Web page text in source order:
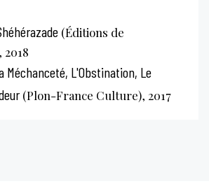
(Éditions de
2018
Méchanceté, L'Obstination, Le
(Plon-France Culture), 2017